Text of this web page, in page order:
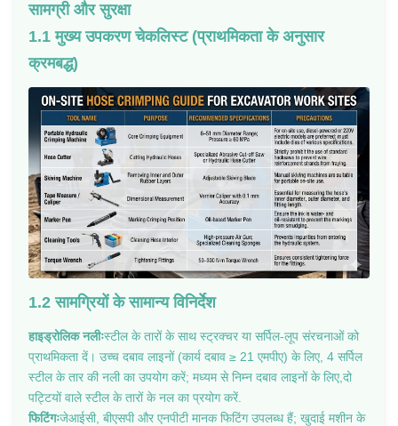
सामग्री और सुरक्षा
1.1 मुख्य उपकरण चेकलिस्ट (प्राथमिकता के अनुसार
क्रमबद्ध)
1.2 सामग्रियों के सामान्य विनिर्देश
हाइड्रोलिक नलीःस्टील के तारों के साथ स्ट्रक्चर या सर्पिल-लूप संरचनाओं को
प्राथमिकता दें। उच्च दबाव लाइनों (कार्य दबाव ≥ 21 एमपीए) के लिए, 4 सर्पिल
स्टील के तार की नली का उपयोग करें; मध्यम से निम्न दबाव लाइनों के लिए,दो
पट्टियों वाले स्टील के तारों के नल का प्रयोग करें.
फिटिंगःजेआईसी, बीएसपी और एनपीटी मानक फिटिंग उपलब्ध हैं; खुदाई मशीन के